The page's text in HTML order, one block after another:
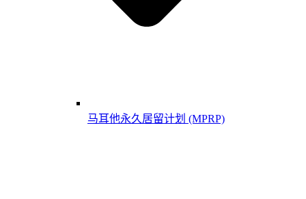
马耳他永久居留计划 (MPRP)​